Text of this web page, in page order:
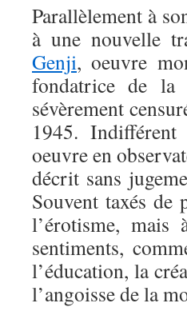
Parallèlement à
à une nouvelle
Genji, oeuvre
fondatrice de la
sévèrement
1945.
oeuvre en
décrit sans
Souvent taxés de
l’érotisme, mais
sentiments,
l’éducation, la
l’angoisse de la